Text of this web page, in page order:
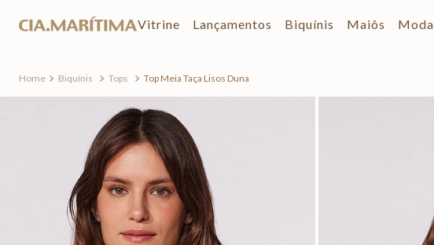
Vitrine Lançamentos Biquínis Maiôs Moda
Biquínis Tops Top Meia Taça Lisos Duna